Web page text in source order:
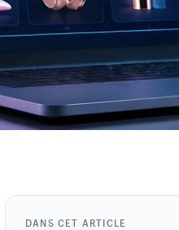
DANS CET ARTICLE